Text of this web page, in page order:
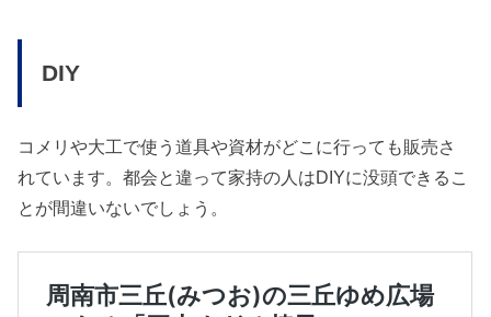
DIY
コメリや大工で使う道具や資材がどこに行っても販売さ
れています。都会と違って家持の人はDIYに没頭できるこ
とが間違いないでしょう。